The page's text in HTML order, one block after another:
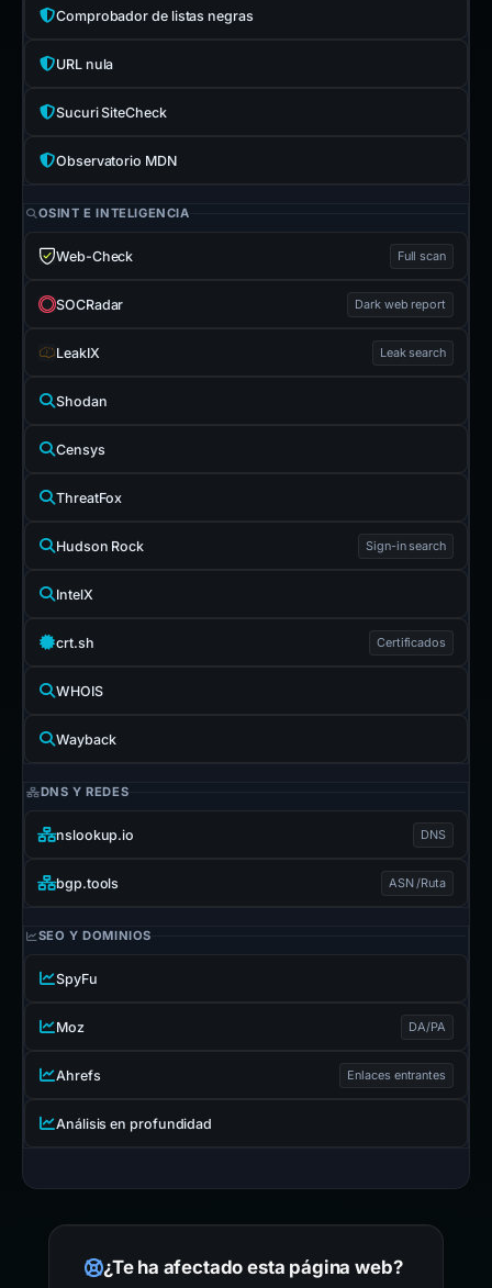
Comprobador de listas negras
URL nula
Sucuri SiteCheck
Observatorio MDN
OSINT E INTELIGENCIA
Web-Check Full scan
SOCRadar Dark web report
LeakIX Leak search
Shodan
Censys
ThreatFox
Hudson Rock Sign-in search
IntelX
crt.sh Certificados
WHOIS
Wayback
DNS Y REDES
nslookup.io DNS
bgp.tools ASN /Ruta
SEO Y DOMINIOS
SpyFu
Moz DA/PA
Ahrefs Enlaces entrantes
Análisis en profundidad
¿Te ha afectado esta página web?